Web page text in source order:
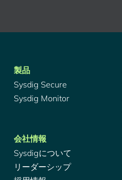
製品
Sysdig Secure
Sysdig Monitor
会社情報
Sysdigについて
リーダーシップ